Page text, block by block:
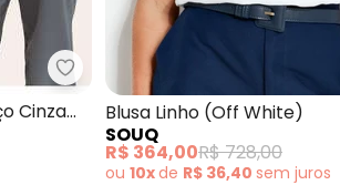
Principessa - Blusa Manga
Cinza
Blusa Linho (Off White)
SOUQ
R$ 364,00R$ 728,00
ou 10xde R$ 36,40 sem juros